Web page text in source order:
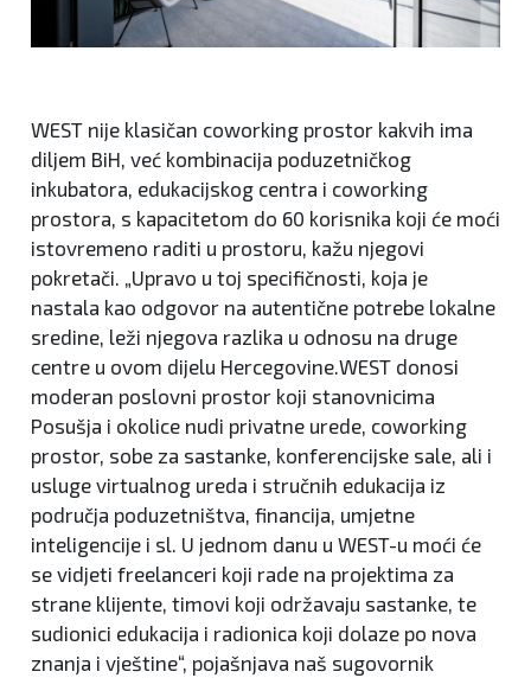
WEST nije klasičan coworking prostor kakvih ima
diljem BiH, već kombinacija poduzetničkog
inkubatora, edukacijskog centra i coworking
prostora, s kapacitetom do 60 korisnika koji će moći
istovremeno raditi u prostoru, kažu njegovi
pokretači. „Upravo u toj specifičnosti, koja je
nastala kao odgovor na autentične potrebe lokalne
sredine, leži njegova razlika u odnosu na druge
centre u ovom dijelu Hercegovine.WEST donosi
moderan poslovni prostor koji stanovnicima
Posušja i okolice nudi privatne urede, coworking
prostor, sobe za sastanke, konferencijske sale, ali i
usluge virtualnog ureda i stručnih edukacija iz
područja poduzetništva, financija, umjetne
inteligencije i sl. U jednom danu u WEST-u moći će
se vidjeti freelanceri koji rade na projektima za
strane klijente, timovi koji održavaju sastanke, te
sudionici edukacija i radionica koji dolaze po nova
znanja i vještine“, pojašnjava naš sugovornik